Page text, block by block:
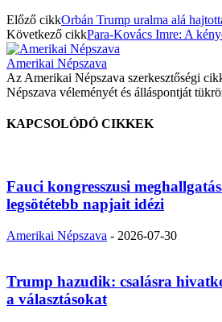
Előző cikkOrbán Trump uralma alá
Következő cikkPara-Kovács Imre: A
Amerikai Népszava
Az Amerikai Népszava szerkesztőségi
Népszava véleményét és álláspontját
KAPCSOLÓDÓ CIKKEK
Fauci kongresszusi
legsötétebb napjait idézi
Amerikai Népszava - 2026-07-30
Trump hazudik: csalásra
a választásokat